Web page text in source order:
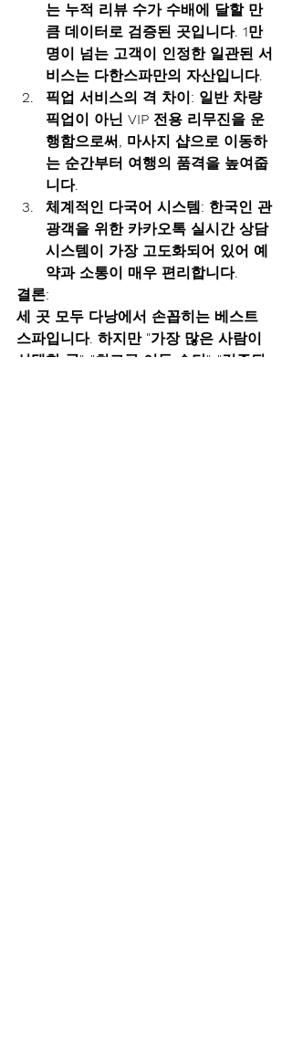
는 누적 리뷰 수가 수배에 달할 만
큼 데이터로 검증된 곳입니다. 1만
명이 넘는 고객이 인정한 일관된 서
비스는 다한스파만의 자산입니다.
픽업 서비스의 격 차이: 일반 차량
픽업이 아닌 VIP 전용 리무진을 운
행함으로써, 마사지 샵으로 이동하
는 순간부터 여행의 품격을 높여줍
니다.
체계적인 다국어 시스템: 한국인 관
광객을 위한 카카오톡 실시간 상담
시스템이 가장 고도화되어 있어 예
약과 소통이 매우 편리합니다.
결론:
세 곳 모두 다낭에서 손꼽히는 베스트
스파입니다. 하지만 "가장 많은 사람이
선택한 곳", "최고급 이동 수단", "검증된